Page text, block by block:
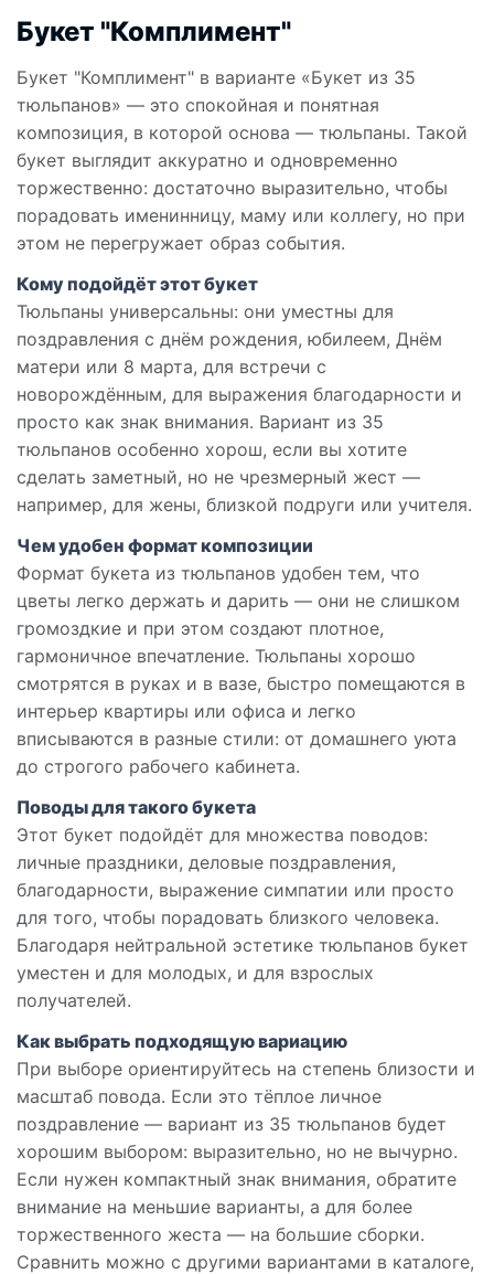
Букет "Комплимент"
Букет "Комплимент" в варианте «Букет из 35
тюльпанов» — это спокойная и понятная
композиция, в которой основа — тюльпаны. Такой
букет выглядит аккуратно и одновременно
торжественно: достаточно выразительно, чтобы
порадовать именинницу, маму или коллегу, но при
этом не перегружает образ события.
Кому подойдёт этот букет
Тюльпаны универсальны: они уместны для
поздравления с днём рождения, юбилеем, Днём
матери или 8 марта, для встречи с
новорождённым, для выражения благодарности и
просто как знак внимания. Вариант из 35
тюльпанов особенно хорош, если вы хотите
сделать заметный, но не чрезмерный жест —
например, для жены, близкой подруги или учителя.
Чем удобен формат композиции
Формат букета из тюльпанов удобен тем, что
цветы легко держать и дарить — они не слишком
громоздкие и при этом создают плотное,
гармоничное впечатление. Тюльпаны хорошо
смотрятся в руках и в вазе, быстро помещаются в
интерьер квартиры или офиса и легко
вписываются в разные стили: от домашнего уюта
до строгого рабочего кабинета.
Поводы для такого букета
Этот букет подойдёт для множества поводов:
личные праздники, деловые поздравления,
благодарности, выражение симпатии или просто
для того, чтобы порадовать близкого человека.
Благодаря нейтральной эстетике тюльпанов букет
уместен и для молодых, и для взрослых
получателей.
Как выбрать подходящую вариацию
При выборе ориентируйтесь на степень близости и
масштаб повода. Если это тёплое личное
поздравление — вариант из 35 тюльпанов будет
хорошим выбором: выразительно, но не вычурно.
Если нужен компактный знак внимания, обратите
внимание на меньшие варианты, а для более
торжественного жеста — на большие сборки.
Сравнить можно с другими вариантами в каталоге,